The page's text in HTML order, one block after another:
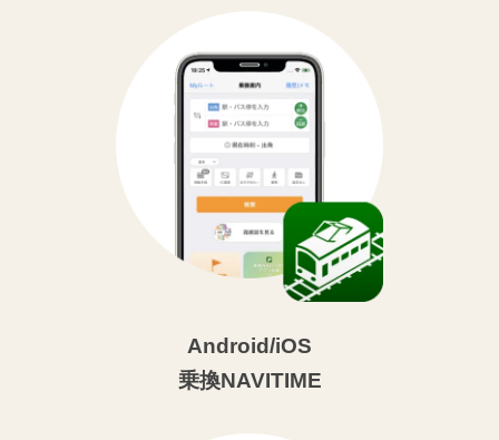
Android/iOS
乗換NAVITIME